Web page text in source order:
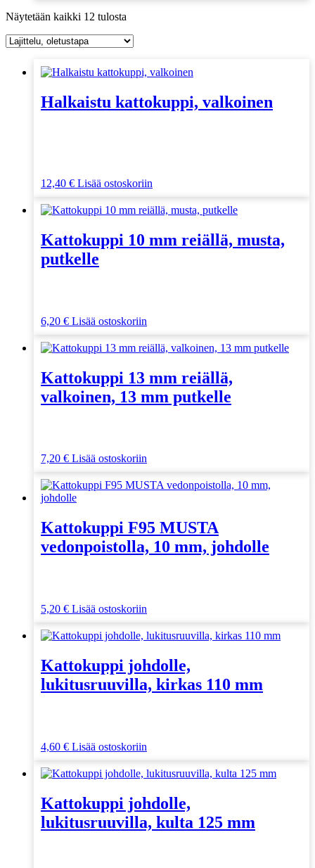
Näytetään kaikki 12 tulosta
Halkaistu kattokuppi, valkoinen
12,40 € Lisää ostoskoriin
Kattokuppi 10 mm reiällä, musta,
putkelle
6,20 € Lisää ostoskoriin
Kattokuppi 13 mm reiällä,
valkoinen, 13 mm putkelle
7,20 € Lisää ostoskoriin
Kattokuppi F95 MUSTA
vedonpoistolla, 10 mm, johdolle
5,20 € Lisää ostoskoriin
Kattokuppi johdolle,
lukitusruuvilla, kirkas 110 mm
4,60 € Lisää ostoskoriin
Kattokuppi johdolle,
lukitusruuvilla, kulta 125 mm